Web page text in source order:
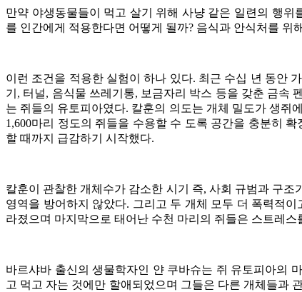
만약 야생동물들이 먹고 살기 위해 사냥 같은 일련의 행
를 인간에게 적용한다면 어떻게 될까? 음식과 안식처를
이런 조건을 적용한 실험이 하나 있다. 최근 수십 년 동안
기, 터널, 음식물 쓰레기통, 보금자리 박스 등을 갖춘 금속
는 쥐들의 유토피아였다. 칼훈의 의도는 개체 밀도가 생쥐
1,600마리 정도의 쥐들을 수용할 수 도록 공간을 충분히
할 때까지 급감하기 시작했다.
칼훈이 관찰한 개체수가 감소한 시기 즉, 사회 규범과 구
영역을 방어하지 않았다. 그리고 두 개체 모두 더 폭력적
라졌으며 마지막으로 태어난 수천 마리의 쥐들은 스트레
바르샤바 출신의 생물학자인 얀 쿠바슈는 쥐 유토피아의
고 먹고 자는 것에만 할애되었으며 그들은 다른 개체들과